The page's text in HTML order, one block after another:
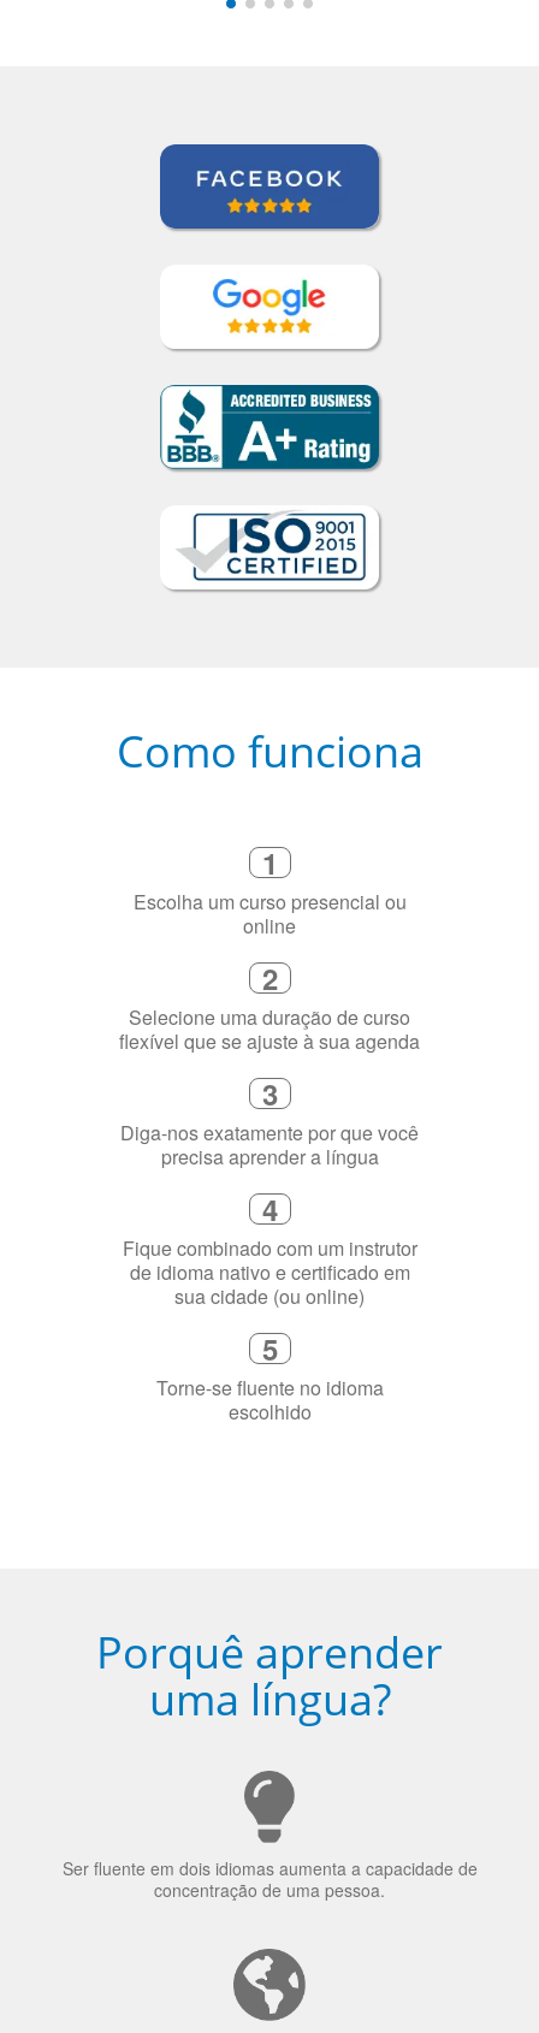
Como funciona
1
Escolha um curso presencial ou
online
2
Selecione uma duração de curso
flexível que se ajuste à sua agenda
3
Diga-nos exatamente por que você
precisa aprender a língua
4
Fique combinado com um instrutor
de idioma nativo e certificado em
sua cidade (ou online)
5
Torne-se fluente no idioma
escolhido
Porquê aprender
uma língua?
Ser fluente em dois idiomas aumenta a capacidade de
concentração de uma pessoa.